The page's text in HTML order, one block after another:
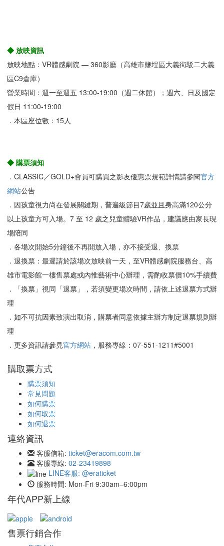
◆ 放映資訊
放映地點：VR體感劇院 — 360影廳（高雄市鹽埕區大義街駁二大義
區C9倉庫）
營業時間：週一至週五 13:00-19:00（週二休館）；週六、日及國定
假日 11:00-19:00
．本區座位數：15人
◆ 購票須知
．CLASSIC／GOLD+會員可購買之影友優惠票規範詳情請參閱官方
網站公告
．因孩童視力尚在發展關鍵期，普遍級節目7歲並且身高滿120公分
以上孩童方可入場。7 至 12 歲之兒童體驗VR作品，建議應由家長現
場陪同
．各場次開始5分鐘後不再開放入場，亦不接受退、換票
．退換票：最遲請於該場次放映前一天，至VR體感劇院服務台、高
雄市電影館一樓售票處或內惟藝術中心辦理，需酌收票價10%手續費
．「換票」視同「退票」，若須變更場次時間，請依上述退票方式辦
理
．如不可抗因素致演出取消，購票者同意依據主辦方制定退票規則辦
理
．更多資訊請參見官方網站 ，服務專線：07-551-1211#5001
購取票方式
購票須知
常見問題
如何購票
如何取票
如何退票
連絡資訊
客服信箱: ticket@eracom.com.tw
客服專線: 02-23419898
LINE客服: @eraticket
服務時間: Mon-Fri 9:30am–6:00pm
年代APP新上線
售票行銷合作